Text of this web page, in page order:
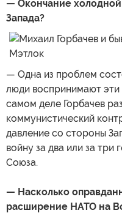
— Окончание
Запада?
— Одна из проблем
люди воспринимают эти
самом деле Горбачев
коммунистический
давление со стороны
войну за два или за три
Союза.
— Насколько
расширение НАТО на